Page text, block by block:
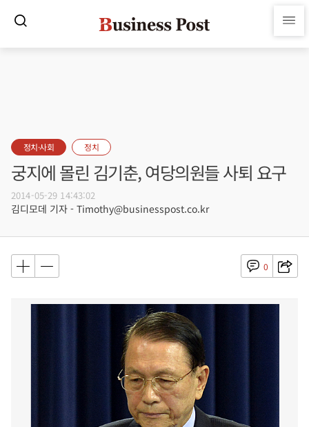
정치·사회 정치
궁지에 몰린 김기춘, 여당의원들 사퇴 요구
2014-05-29 14:43:02
김디모데 기자 - Timothy@businesspost.co.kr
0